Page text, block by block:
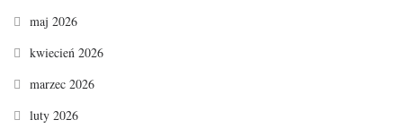
maj 2026
kwiecień 2026
marzec 2026
luty 2026